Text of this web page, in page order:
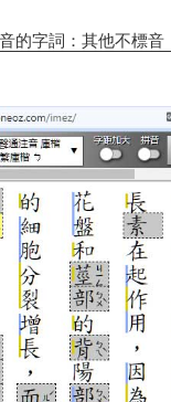
的字詞：其他不標